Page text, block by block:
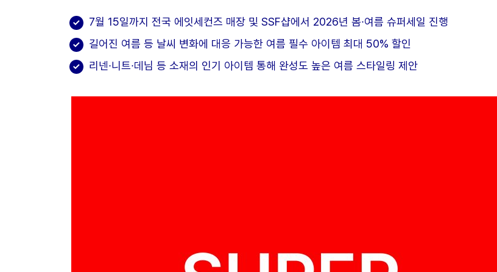
7월 15일까지 전국 에잇세컨즈 매장 및 SSF샵에서 2026년 봄∙여름 슈퍼세일 진행
길어진 여름 등 날씨 변화에 대응 가능한 여름 필수 아이템 최대 50% 할인
리넨∙니트∙데님 등 소재의 인기 아이템 통해 완성도 높은 여름 스타일링 제안